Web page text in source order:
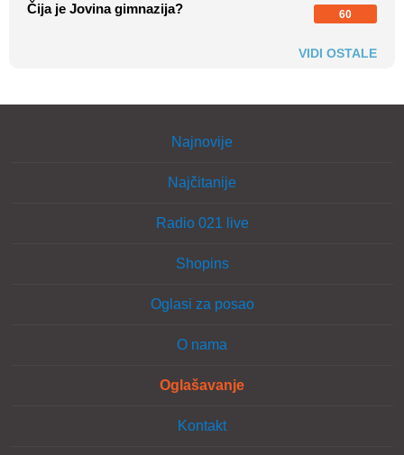
Čija je Jovina gimnazija? 60
VIDI OSTALE
Najnovije
Najčitanije
Radio 021 live
Shopins
Oglasi za posao
O nama
Oglašavanje
Kontakt